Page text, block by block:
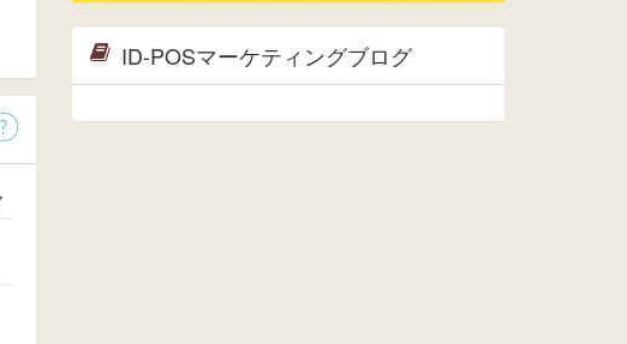
ID-POSマーケティングブログ